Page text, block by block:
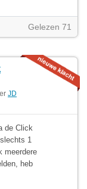
Gelezen 71
JD
de Click
1
meerdere
heb